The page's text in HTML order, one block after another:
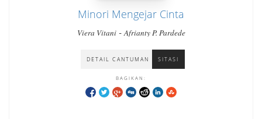
Minori Mengejar Cinta
Viera Vitani-Afrianty P. Pardede
DETAIL CANTUMAN SITASI
BAGIKAN: